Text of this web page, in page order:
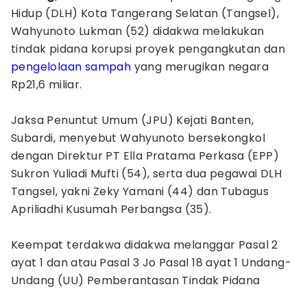
Hidup (DLH) Kota Tangerang Selatan (Tangsel),
Wahyunoto Lukman (52) didakwa melakukan
tindak pidana korupsi proyek pengangkutan dan
pengelolaan sampah yang merugikan negara
Rp21,6 miliar.
Jaksa Penuntut Umum (JPU) Kejati Banten,
Subardi, menyebut Wahyunoto bersekongkol
dengan Direktur PT Ella Pratama Perkasa (EPP)
Sukron Yuliadi Mufti (54), serta dua pegawai DLH
Tangsel, yakni Zeky Yamani (44) dan Tubagus
Apriliadhi Kusumah Perbangsa (35).
Keempat terdakwa didakwa melanggar Pasal 2
ayat 1 dan atau Pasal 3 Jo Pasal 18 ayat 1 Undang-
Undang (UU) Pemberantasan Tindak Pidana